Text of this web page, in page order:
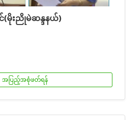
(မိုးညိုမဲဆန္ဒနယ်)
အပြည့်အစုံဖတ်ရန်